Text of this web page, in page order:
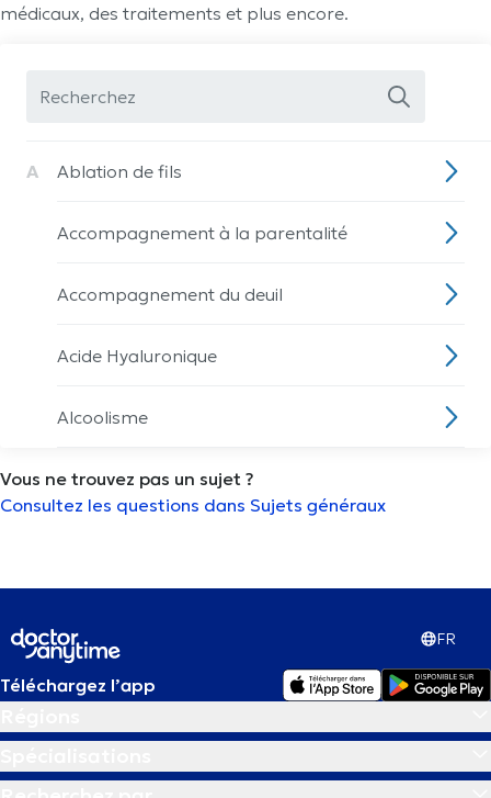
médicaux, des traitements et plus encore.
A Ablation de fils
Accompagnement à la parentalité
Accompagnement du deuil
Acide Hyaluronique
Alcoolisme
Allaitement
Analyse morphostatique
Anémie
Vous ne trouvez pas un sujet ?
Consultez les questions dans Sujets généraux
FR
Téléchargez l’app